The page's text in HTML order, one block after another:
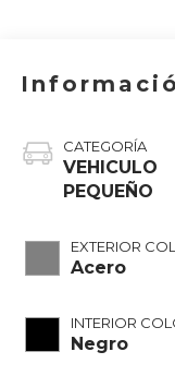
CATEGORÍA
VEHICULO
PEQUEÑO
EXTERIOR
Acero
INTERIOR
Negro